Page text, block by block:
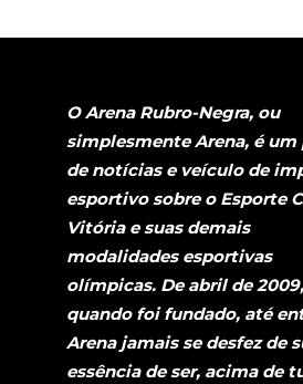
O Arena Rubro-Negra, ou
simplesmente Arena, é um
de notícias e veículo de
esportivo sobre o Esporte
Vitória e suas demais
modalidades esportivas
olímpicas. De abril de 2009,
quando foi fundado, até
Arena jamais se desfez de
essência de ser, acima de